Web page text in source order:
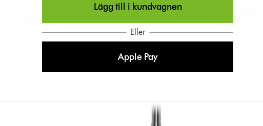
Lägg till i kundvagnen
Eller
Apple Pay